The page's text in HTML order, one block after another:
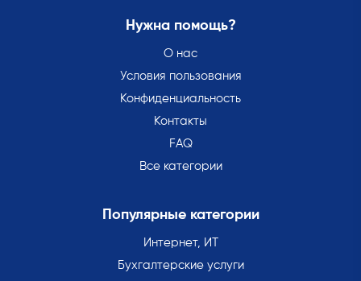
Нужна помощь?
О нас
Условия пользования
Конфиденциальность
Контакты
FAQ
Все категории
Популярные категории
Интернет, ИТ
Бухгалтерские услуги